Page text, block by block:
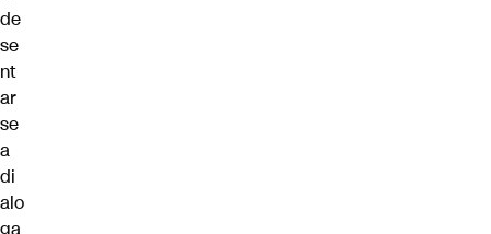
de
se
nt
ar
se
a
di
alo
ga